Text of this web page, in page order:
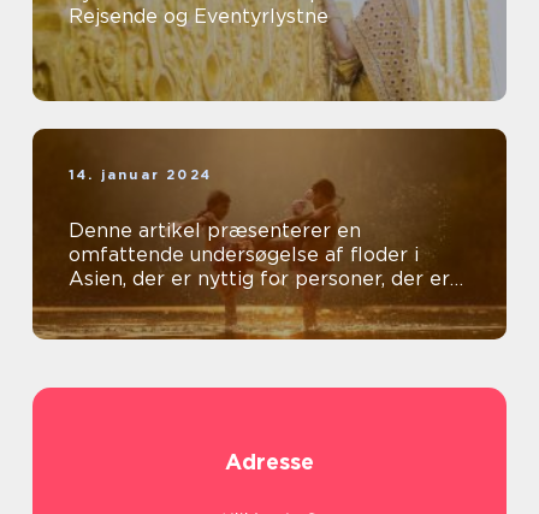
Rejsende og Eventyrlystne
14. januar 2024
Denne artikel præsenterer en
omfattende undersøgelse af floder i
Asien, der er nyttig for personer, der er
generelt interesseret i emnet
Adresse